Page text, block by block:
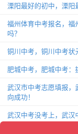
溧阳最好的初中，溧阳
福州体育中考报名，
吗？
铜川中考，铜川中考状
肥城中考，肥城中考：
武汉市中考志愿填报
向成功！
武汉中考没考上，武汉